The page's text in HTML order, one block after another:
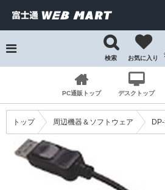
検索 お気に入り
PC通販トップ
デスクトップ
トップ 周辺機器＆ソフトウェア